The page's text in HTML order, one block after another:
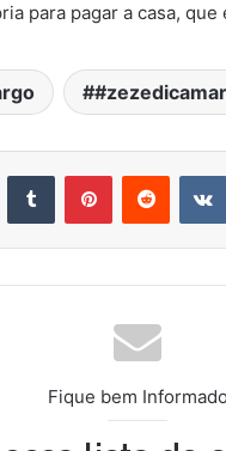
para pagar a casa, que
Fique bem Informado